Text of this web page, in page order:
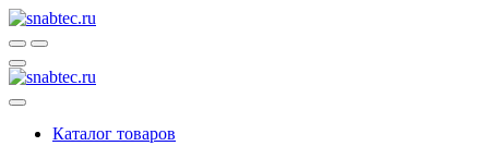
Каталог товаров